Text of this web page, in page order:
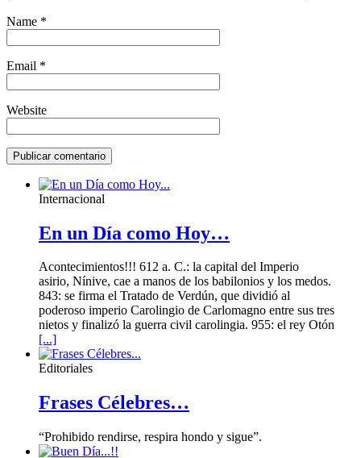
Name *
Email *
Website
Internacional
En un Día como Hoy…
Acontecimientos!!! 612 a. C.: la capital del Imperio
asirio, Nínive, cae a manos de los babilonios y los medos.
843: se firma el Tratado de Verdún, que dividió al
poderoso imperio Carolingio de Carlomagno entre sus tres
nietos y finalizó la guerra civil carolingia. 955: el rey Otón
[...]
Editoriales
Frases Célebres…
“Prohibido rendirse, respira hondo y sigue”.